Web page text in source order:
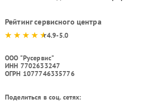
Рейтинг сервисного центра
4.9-5.0
ООО "Русервис"
ИНН 7702633247
ОГРН 1077746335776
Поделиться в соц. сетях: